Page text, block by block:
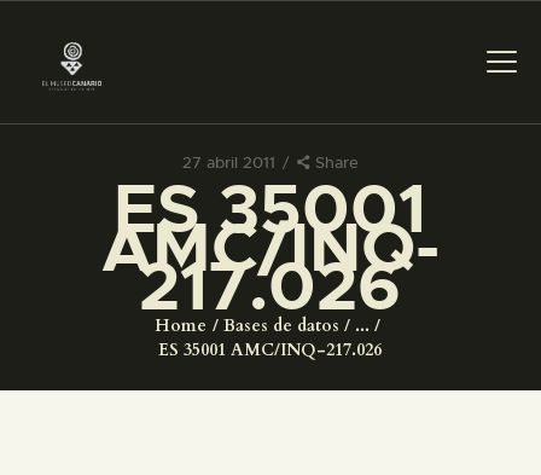
27 abril 2011 Share
ES 35001
AMC/INQ-
217.026
Home Bases de datos
...
ES 35001 AMC/INQ-217.026
PREPARAR LA VISITA
ACTIVIDADES